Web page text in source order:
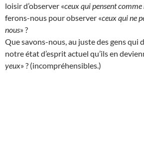
loisir d’observer «ceux qui pensent comme
ferons-nous pour observer «ceux qui ne
nous» ?
Que savons-nous, au juste des gens qui
notre état d’esprit actuel qu’ils en
yeux» ? (incompréhensibles.)